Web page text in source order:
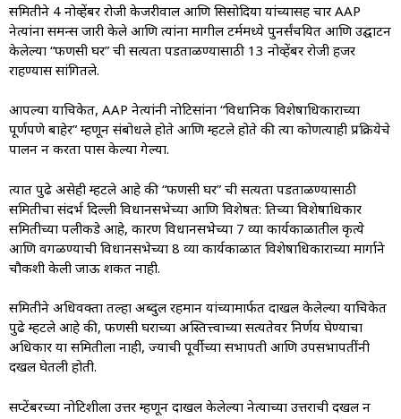
समितीने 4 नोव्हेंबर रोजी केजरीवाल आणि सिसोदिया यांच्यासह चार AAP
नेत्यांना समन्स जारी केले आणि त्यांना मागील टर्ममध्ये पुनर्संचयित आणि उद्घाटन
केलेल्या “फणसी घर” ची सत्यता पडताळण्यासाठी 13 नोव्हेंबर रोजी हजर
राहण्यास सांगितले.
आपल्या याचिकेत, AAP नेत्यांनी नोटिसांना “विधानिक विशेषाधिकाराच्या
पूर्णपणे बाहेर” म्हणून संबोधले होते आणि म्हटले होते की त्या कोणत्याही प्रक्रियेचे
पालन न करता पास केल्या गेल्या.
त्यात पुढे असेही म्हटले आहे की “फणसी घर” ची सत्यता पडताळण्यासाठी
समितीचा संदर्भ दिल्ली विधानसभेच्या आणि विशेषत: तिच्या विशेषाधिकार
समितीच्या पलीकडे आहे, कारण विधानसभेच्या 7 व्या कार्यकाळातील कृत्ये
आणि वगळण्याची विधानसभेच्या 8 व्या कार्यकाळात विशेषाधिकाराच्या मार्गाने
चौकशी केली जाऊ शकत नाही.
समितीने अधिवक्ता तल्हा अब्दुल रहमान यांच्यामार्फत दाखल केलेल्या याचिकेत
पुढे म्हटले आहे की, फणसी घराच्या अस्तित्त्वाच्या सत्यतेवर निर्णय घेण्याचा
अधिकार या समितीला नाही, ज्याची पूर्वीच्या सभापती आणि उपसभापतींनी
दखल घेतली होती.
सप्टेंबरच्या नोटिशीला उत्तर म्हणून दाखल केलेल्या नेत्याच्या उत्तराची दखल न